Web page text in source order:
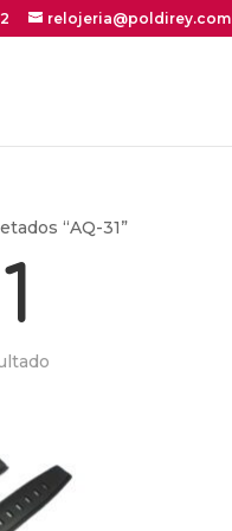
relojeria@poldirey.com
“AQ-31”